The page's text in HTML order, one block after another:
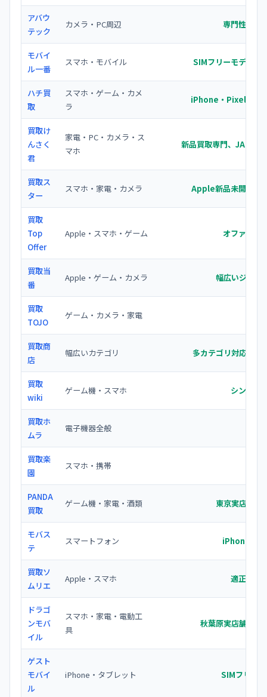
アバウ
テック
カメラ・PC周辺 専門性の高
モバイ
ル一番
スマホ・モバイル SIMフリーモデルの
ハチ買
取
スマホ・ゲーム・カメ
ラ
iPhone・Pixelなど
買取け
んさく
君
家電・PC・カメラ・ス
マホ
新品買取専門、JAN/型
買取ス
ター
スマホ・家電・カメラ Apple新品未開封の
買取
Top
Offer
Apple・スマホ・ゲーム オファーを
買取当
番
Apple・ゲーム・カメラ 幅広いジャン
買取
TOJO
ゲーム・カメラ・家電
買取商
店
幅広いカテゴリ 多カテゴリ対応で査
買取
wiki
ゲーム機・スマホ シンプル
買取ホ
ムラ
電子機器全般
買取楽
園
スマホ・携帯
PANDA
買取
ゲーム機・家電・酒類 東京実店舗あ
モバス
テ
スマートフォン iPhone/
買取ソ
ムリエ
Apple・スマホ 適正価格
ドラゴ
ンモバ
イル
スマホ・家電・電動工
具
秋葉原実店舗、幅
ゲスト
モバイ
ル
iPhone・タブレット SIMフリー/